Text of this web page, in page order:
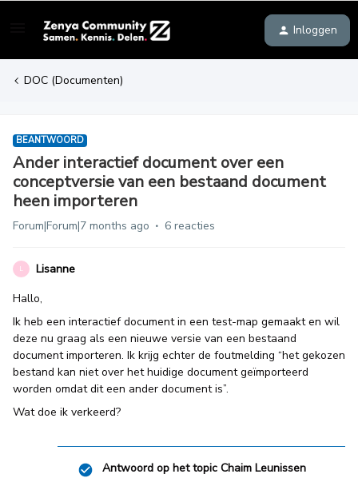
Inloggen
DOC (Documenten)
BEANTWOORD
Ander interactief document over een
conceptversie van een bestaand document
heen importeren
Forum|Forum|7 months ago 6 reacties
L
Lisanne
Hallo,
Ik heb een interactief document in een test-map gemaakt en wil
deze nu graag als een nieuwe versie van een bestaand
document importeren. Ik krijg echter de foutmelding “het gekozen
bestand kan niet over het huidige document geïmporteerd
worden omdat dit een ander document is”.
Wat doe ik verkeerd?
Antwoord op het topic Chaim Leunissen